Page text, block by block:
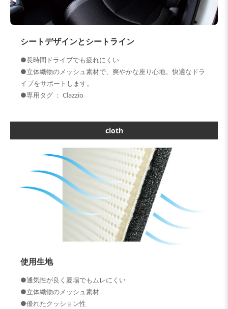
シートデザインとシートライン
●長時間ドライブでも疲れにくい
●立体織物のメッシュ素材で、爽やかな座り心地。快適なドラ
イブをサポートします。
●専用タグ ： Clazzio
cloth
使用生地
●通気性が良く夏場でもムレにくい
●立体織物のメッシュ素材
●優れたクッション性